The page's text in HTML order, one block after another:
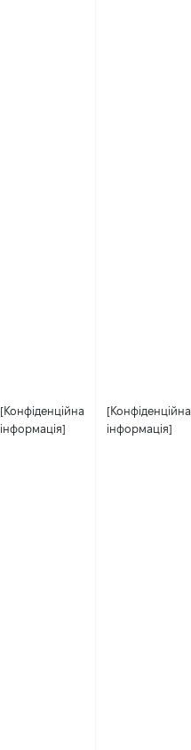
[Конфіденційна
інформація]
[Конфіденційна
інформація]